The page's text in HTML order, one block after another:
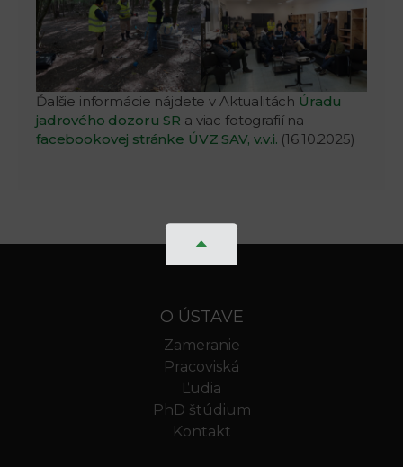
Ďalšie informácie nájdete v Aktualitách Úradu
jadrového dozoru SR a viac fotografií na
facebookovej stránke ÚVZ SAV, v.v.i. (16.10.2025)
O ÚSTAVE
Zameranie
Pracoviská
Ľudia
PhD štúdium
Kontakt